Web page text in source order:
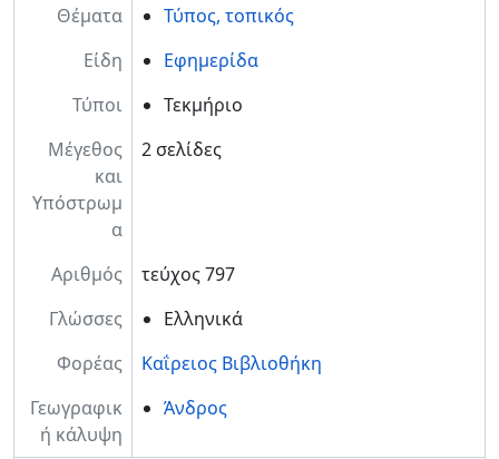
Θέματα
Τύπος, τοπικός
Είδη
Εφημερίδα
Τύποι
Τεκμήριο
Μέγεθος
και
Υπόστρωμ
α
2 σελίδες
Αριθμός
τεύχος 797
Γλώσσες
Ελληνικά
Φορέας
Καΐρειος Βιβλιοθήκη
Γεωγραφικ
ή κάλυψη
Άνδρος